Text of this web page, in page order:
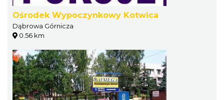
Ośrodek Wypoczynkowy Kotwica
Dąbrowa Górnicza
0.56 km